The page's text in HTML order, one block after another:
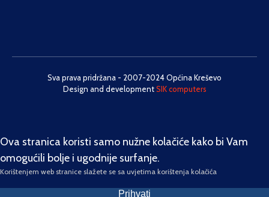
Sva prava pridržana - 2007-2024 Općina Kreševo
Design and developmentSIK computers
Ova stranica koristi samo nužne kolačiće kako bi Vam
omogućili bolje i ugodnije surfanje.
Korištenjem web stranice slažete se sa uvjetima korištenja kolačića
Prihvati